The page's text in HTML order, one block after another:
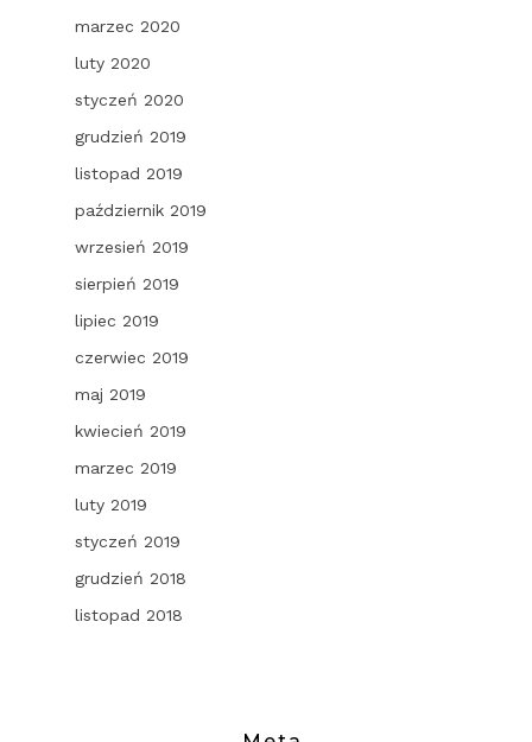
marzec 2020
luty 2020
styczeń 2020
grudzień 2019
listopad 2019
październik 2019
wrzesień 2019
sierpień 2019
lipiec 2019
czerwiec 2019
maj 2019
kwiecień 2019
marzec 2019
luty 2019
styczeń 2019
grudzień 2018
listopad 2018